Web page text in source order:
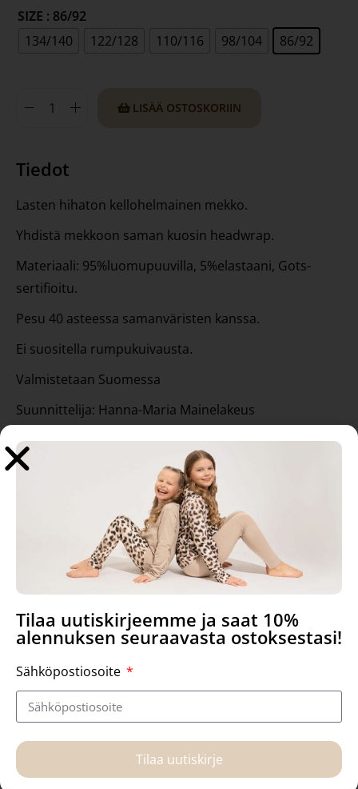
SIZE : 86/92
134/140
122/128 110/116 98/104 86/92
LISÄÄ OSTOSKORIIN
Tiedot
Lasten hihaton kellohelmainen mekko.
Yhdistä mekkoon saman kuosin headwrap.
Materiaali: 95%luomupuuvilla, 5%elastaani, Gots-
sertifioitu.
Pesu 40 asteessa samanväristen kanssa.
Ei suositella rumpukuivausta.
Valmistetaan Suomessa
Suunnittelija: Hanna-Maria Mainelakeus
Tutustu myös
38,90€ 59,90€
Tilaa uutiskirjeemme ja saat 10%
alennuksen seuraavasta ostoksestasi!
Sähköpostiosoite
Tilaa uutiskirje